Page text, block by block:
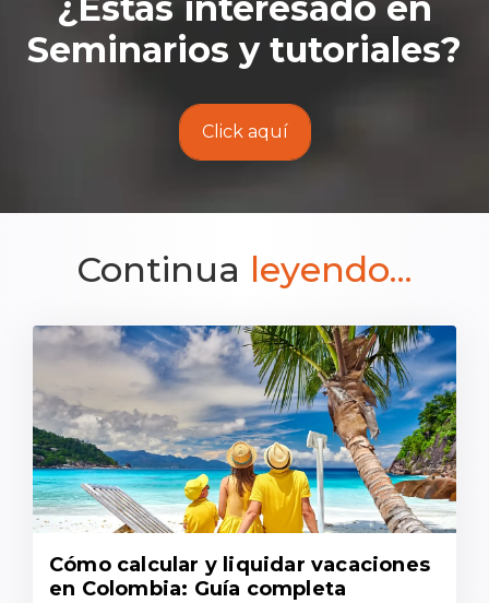
Seminarios y tutoriales?
Click aquí
Continua leyendo...
Cómo calcular y liquidar vacaciones
en Colombia: Guía completa